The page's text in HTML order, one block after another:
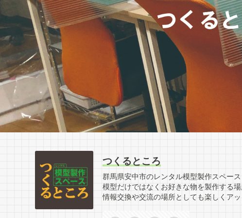
つくるところ
群馬県安中市のレンタル模型製作スペース
模型だけではなくお好きな物を製作する
情報交換や交流の場所としても楽しくア